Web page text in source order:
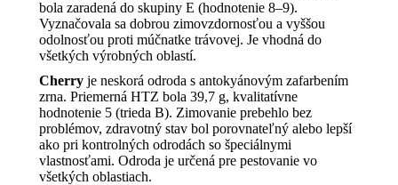
bola zaradená do skupiny E (hodnotenie 8–9).
Vyznačovala sa dobrou zimovzdornosťou a vyššou
odolnosťou proti múčnatke trávovej. Je vhodná do
všetkých výrobných oblastí.
Cherry je neskorá odroda s antokyánovým zafarbením
zrna. Priemerná HTZ bola 39,7 g, kvalitatívne
hodnotenie 5 (trieda B). Zimovanie prebehlo bez
problémov, zdravotný stav bol porovnateľný alebo lepší
ako pri kontrolných odrodách so špeciálnymi
vlastnosťami. Odroda je určená pre pestovanie vo
všetkých oblastiach.